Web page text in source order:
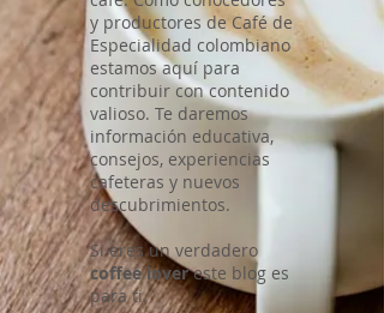
y productores de Café de
Especialidad colombiano
estamos aquí para
contribuir con contenido
valioso. Te daremos
información educativa,
consejos, experiencias
cafeteras y nuevos
descubrimientos.
Si eres un verdadero
coffee lovereste blog es
para ti.